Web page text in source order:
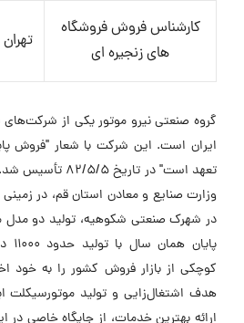
کارشناس فروش فروشگاه
های زنجیره ای
تهران
گروه صنعتی نیرو موتور یکی از
ایران است. این شرکت با شعار "فروش
تعهد است" در
در شهرک صنعتی شکوهیه، تولید دو مدل
کوچکی از بازار فروش کشور را به خود
هدف اشتغال‌زایی و تولید موتورسیکلت
ارائه بهترین خدمات، از جایگاه خاصی